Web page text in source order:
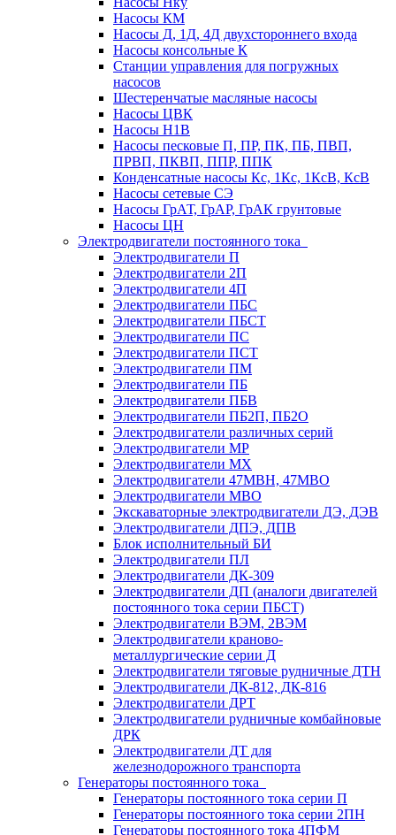
Насосы КМ
Насосы Д, 1Д, 4Д двухстороннего входа
Насосы консольные К
Станции управления для погружных
насосов
Шестеренчатые масляные насосы
Насосы ЦВК
Насосы Н1В
Насосы песковые П, ПР, ПК, ПБ, ПВП,
ПРВП, ПКВП, ППР, ППК
Конденсатные насосы Кс, 1Кс, 1КсВ, КсВ
Насосы сетевые СЭ
Насосы ГрАТ, ГрАР, ГрАК грунтовые
Насосы ЦН
Электродвигатели постоянного тока
Электродвигатели П
Электродвигатели 2П
Электродвигатели 4П
Электродвигатели ПБС
Электродвигатели ПБСТ
Электродвигатели ПС
Электродвигатели ПСТ
Электродвигатели ПМ
Электродвигатели ПБ
Электродвигатели ПБВ
Электродвигатели ПБ2П, ПБ2О
Электродвигатели различных серий
Электродвигатели МР
Электродвигатели MX
Электродвигатели 47MBH, 47МВО
Электродвигатели MBO
Экскаваторные электродвигатели ДЭ, ДЭВ
Электродвигатели ДПЭ, ДПВ
Блок исполнительный БИ
Электродвигатели ПЛ
Электродвигатели ДК-309
Электродвигатели ДП (аналоги двигателей
постоянного тока серии ПБСТ)
Электродвигатели ВЭМ, 2ВЭМ
Электродвигатели краново-
металлургические серии Д
Электродвигатели тяговые рудничные ДТН
Электродвигатели ДК-812, ДК-816
Электродвигатели ДРТ
Электродвигатели рудничные комбайновые
ДРК
Электродвигатели ДТ для
железнодорожного транспорта
Генераторы постоянного тока
Генераторы постоянного тока серии П
Генераторы постоянного тока серии 2ПН
Генераторы постоянного тока 4ПФМ